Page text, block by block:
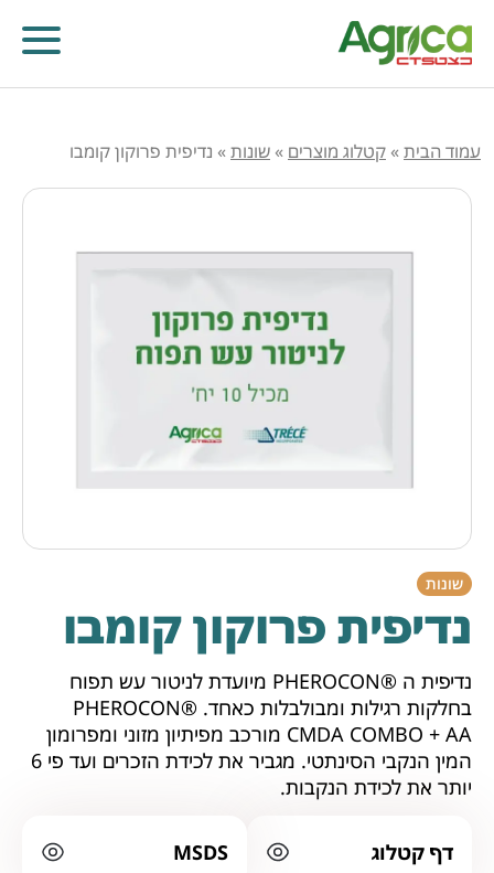
קוטלי עשבים
קוטלי מחלות
קוטלי חרקים
מווסתי צמיחה
עמוד הבית»קטלוג מוצרים »שונות» נדיפית פרוקון קומבו
שונות
נדיפית פרוקון קומבו
נדיפית ה ®PHEROCON מיועדת לניטור עש תפוח
בחלקות רגילות ומבולבלות כאחד. PHEROCON®
CMDA COMBO + AA מורכב מפיתיון מזוני ומפרומון
המין הנקבי הסינתטי. מגביר את לכידת הזכרים ועד פי 6
יותר את לכידת הנקבות.
דף קטלוג MSDS